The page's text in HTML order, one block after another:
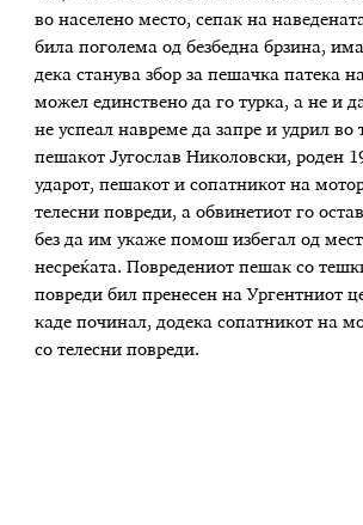
во населено место, сепак на
била поголема од безбедна брзина,
дека станува збор за пешачка патека
можел единствено да го турка, а не и
не успеал навреме да запре и удрил во
пешакот Југослав Николовски, роден
ударот, пешакот и сопатникот на
телесни повреди, а обвинетиот го
без да им укаже помош избегал од
несреќата. Повредениот пешак со
повреди бил пренесен на Ургентниот
каде починал, додека сопатникот на
со телесни повреди.